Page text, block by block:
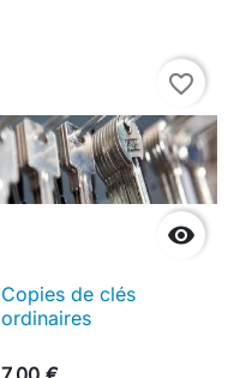

favorite_border
Copies de clés
ordinaires